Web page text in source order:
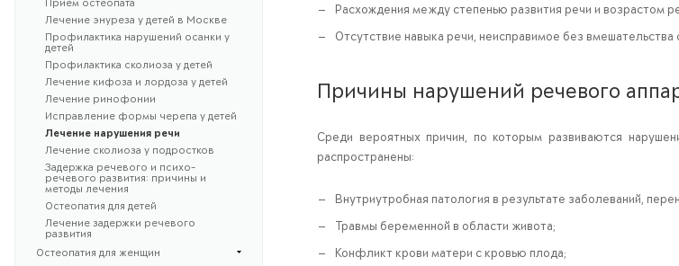
Прием остеопата
Лечение энуреза у детей в Москве
Профилактика нарушений осанки у
детей
Профилактика сколиоза у детей
Лечение кифоза и лордоза у детей
Лечение ринофонии
Исправление формы черепа у детей
Лечение нарушения речи
Лечение сколиоза у подростков
Задержка речевого и психо-
речевого развития: причины и
методы лечения
Остеопатия для детей
Лечение задержки речевого
развития
Остеопатия для женщин
Расхождения между степенью развития речи и возрастом
Отсутствие навыка речи, неисправимое без
Причины нарушений речевого
Среди вероятных причин, по которым развиваются
распространены:
Внутриутробная патология в результате заболеваний,
Травмы беременной в области живота;
Конфликт крови матери с кровью плода;